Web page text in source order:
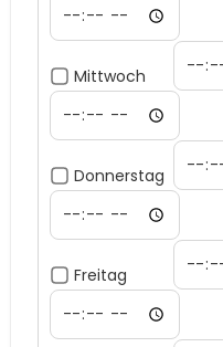
Mittwoch
Donnerstag
Freitag